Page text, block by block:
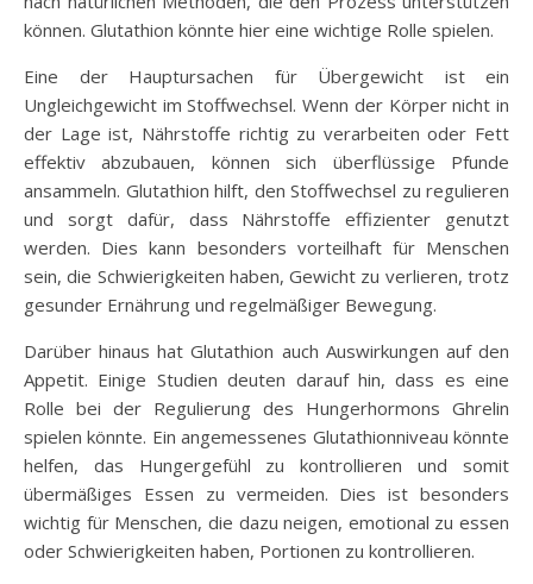
können. Glutathion könnte hier eine wichtige Rolle spielen.
Eine der Hauptursachen für Übergewicht ist ein
Ungleichgewicht im Stoffwechsel. Wenn der Körper nicht in
der Lage ist, Nährstoffe richtig zu verarbeiten oder Fett
effektiv abzubauen, können sich überflüssige Pfunde
ansammeln. Glutathion hilft, den Stoffwechsel zu regulieren
und sorgt dafür, dass Nährstoffe effizienter genutzt
werden. Dies kann besonders vorteilhaft für Menschen
sein, die Schwierigkeiten haben, Gewicht zu verlieren, trotz
gesunder Ernährung und regelmäßiger Bewegung.
Darüber hinaus hat Glutathion auch Auswirkungen auf den
Appetit. Einige Studien deuten darauf hin, dass es eine
Rolle bei der Regulierung des Hungerhormons Ghrelin
spielen könnte. Ein angemessenes Glutathionniveau könnte
helfen, das Hungergefühl zu kontrollieren und somit
übermäßiges Essen zu vermeiden. Dies ist besonders
wichtig für Menschen, die dazu neigen, emotional zu essen
oder Schwierigkeiten haben, Portionen zu kontrollieren.